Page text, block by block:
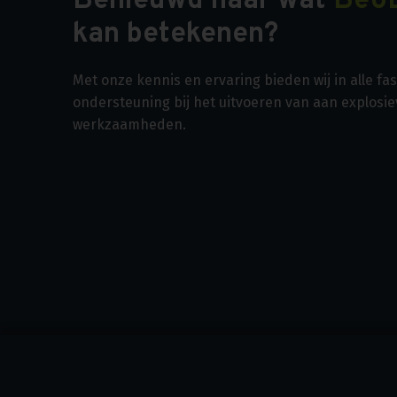
kan betekenen?
Met onze kennis en ervaring bieden wij in alle
ondersteuning bij het uitvoeren van aan
werkzaamheden.